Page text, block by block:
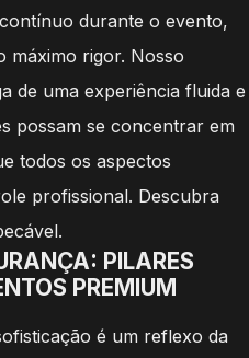
durante o evento,
máximo rigor. Nosso
de uma experiência fluida e
possam se concentrar em
todos os aspectos
profissional. Descubra
PILARES
PREMIUM
é um reflexo da